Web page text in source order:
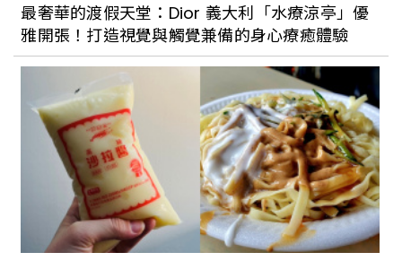
全台最夯溫泉TOP 50排行榜，想知道國人
近兩年最喜歡的泡湯地區有在哪裡嗎？跟
著大家一起玩就對
最奢華的渡假天堂：Dior 義大利「水療涼亭」優
雅開張！打造視覺與觸覺兼備的身心療癒體驗